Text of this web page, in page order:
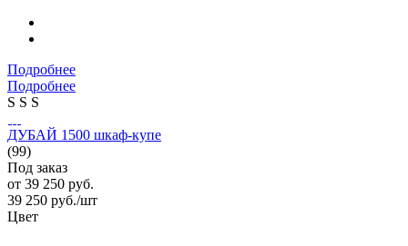
Подробнее
Подробнее
S S S
ДУБАЙ 1500 шкаф-купе
(99)
Под заказ
от 39 250 руб.
39 250 руб./шт
Цвет